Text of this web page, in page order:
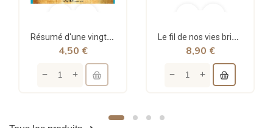
Résumé d'une vingtaine de règles jurisprudentielles liées au voyage - Bazmoul - Héritage...
4,50 €
Le fil de nos vies brisées - poche - Cécile Hennion - Points
8,90 €